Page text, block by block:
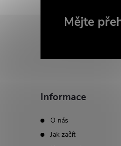
Mějte
Informace
O nás
Jak začít